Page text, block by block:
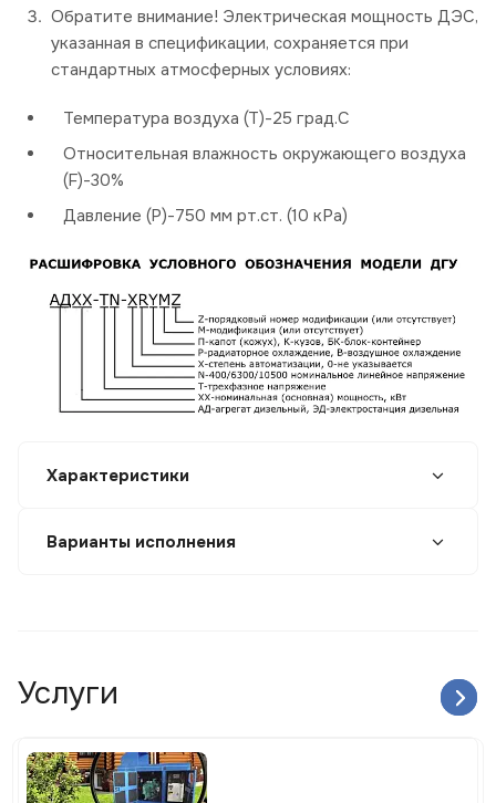
Обратите внимание! Электрическая мощность ДЭС,
указанная в спецификации, сохраняется при
стандартных атмосферных условиях:
Температура воздуха (Т)-25 град.С
Относительная влажность окружающего воздуха
(F)-30%
Давление (P)-750 мм рт.ст. (10 кРа)
Характеристики
Варианты исполнения
Услуги